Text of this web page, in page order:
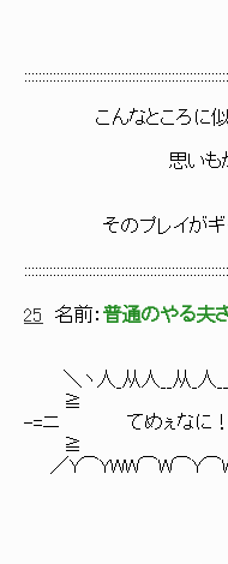
/ ﾍ, , 二
l 二二
こんなところに似つ
思いもかけぬス
そのプレイがギャラ
25 名前： 普通のやる夫
＼ヽ人_从人__从_人__
≧
-=ニ てめぇなに
≧
／